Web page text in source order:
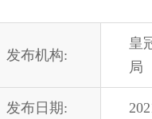
发布机构:
皇
局
发布日期: